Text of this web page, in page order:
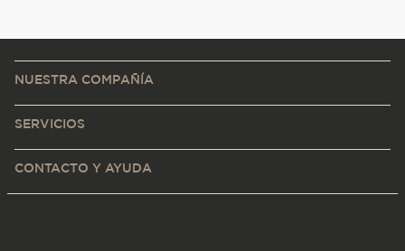
NUESTRA COMPAÑÍA
SERVICIOS
CONTACTO Y AYUDA